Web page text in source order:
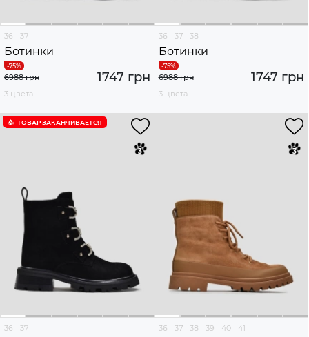
36 37
Ботинки
1747 грн
6988 грн
3 цвета
36 37 38
Ботинки
1747 грн
6988 грн
3 цвета
ТОВАР ЗАКАНЧИВАЕТСЯ
36 37 36 37 38 39 40 41